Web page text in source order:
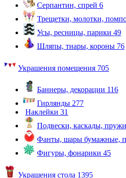
Серпантин, спрей 6
Трещетки, молотки,
Усы, ресницы, парики 49
Шляпы, тиары, короны 76
Украшения помещения 705
Баннеры, декорации 116
Гирлянды 277
Наклейки 31
Подвески, каскады,
Фанты, шары бумажные,
Фигуры, фонарики 45
Украшения стола 1395